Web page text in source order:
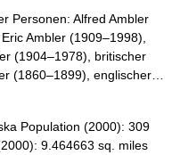
Personen: Alfred Ambler
Ambler (1909–1998),
(1904–1978), britischer
(1860–1899), englischer…
Population (2000): 309
9.464663 sq. miles